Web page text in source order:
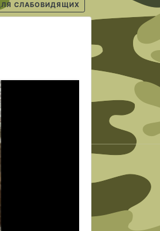
СЛАБОВИДЯЩИХ